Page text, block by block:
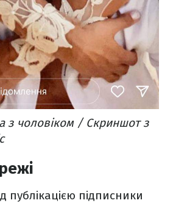
з чоловіком / Скриншот з
публікацією підписники